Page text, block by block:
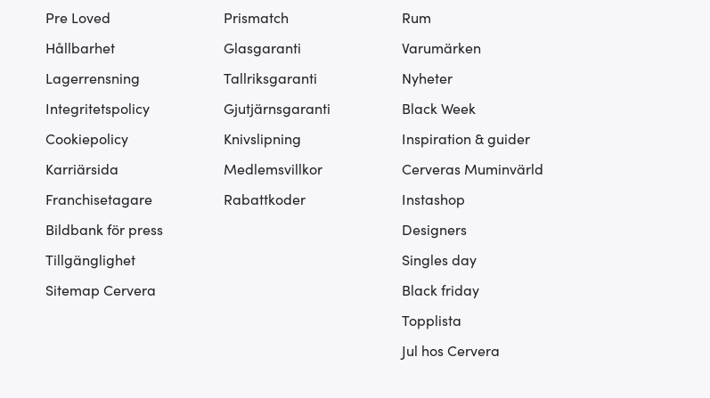
Pre Loved
Hållbarhet
Lagerrensning
Integritetspolicy
Cookiepolicy
Karriärsida
Franchisetagare
Bildbank för press
Tillgänglighet
Sitemap Cervera
Prismatch
Glasgaranti
Tallriksgaranti
Gjutjärnsgaranti
Knivslipning
Medlemsvillkor
Rabattkoder
Rum
Varumärken
Nyheter
Black Week
Inspiration & guider
Cerveras Muminvärld
Instashop
Designers
Singles day
Black friday
Topplista
Jul hos Cervera